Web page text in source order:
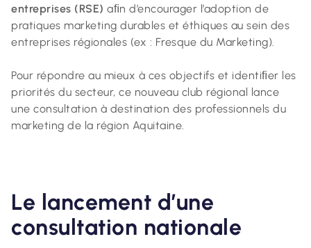
entreprises (RSE) aﬁn d’encourager l’adoption de
pratiques marketing durables et éthiques au sein des
entreprises régionales (ex : Fresque du Marketing).
Pour répondre au mieux à ces objectifs et identiﬁer les
priorités du secteur, ce nouveau club régional lance
une consultation à destination des professionnels du
marketing de la région Aquitaine.
Le lancement d’une
consultation nationale